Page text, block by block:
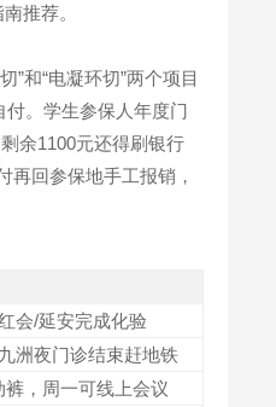
推荐。
”和“电凝环切”两个项目
付。学生参保人年度门
余1100元还得刷银行
再回参保地手工报销，
会/延安完成化验
洲夜门诊结束赶地铁
，周一可线上会议